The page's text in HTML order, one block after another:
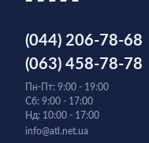
(044) 206-78-68
(063) 458-78-78
Пн-Пт: 9:00 - 19:00
Сб: 9:00 - 17:00
Нд: 10:00 - 17:00
info@atl.net.ua